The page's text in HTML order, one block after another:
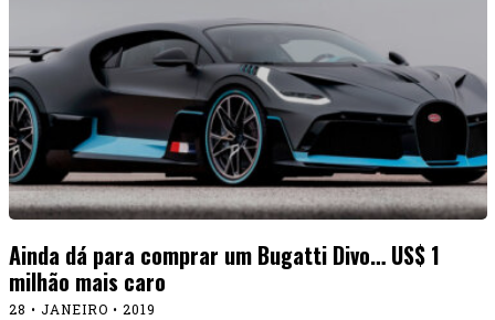
Ainda dá para comprar um Bugatti Divo… US$ 1
milhão mais caro
28 • JANEIRO • 2019